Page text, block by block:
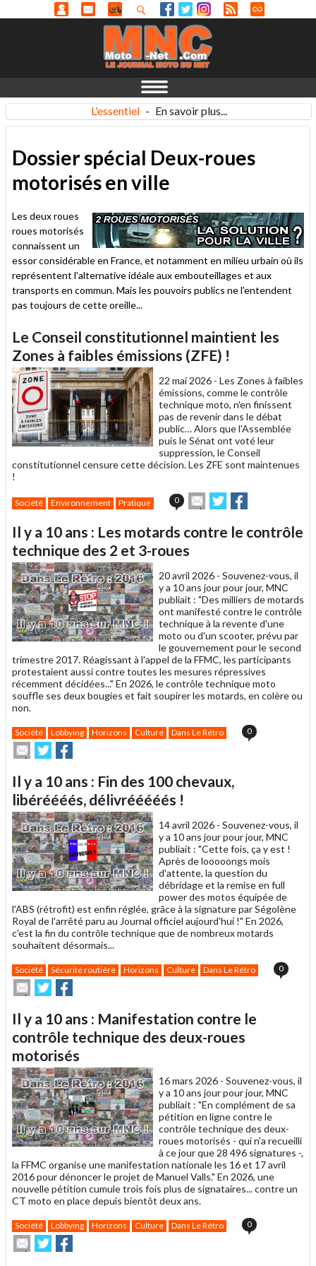
L'essentiel - En savoir plus...
Dossier spécial Deux-roues
motorisés en ville
Les deux roues
roues motorisés
connaissent un
essor considérable en France, et notamment en milieu urbain où ils
représentent l'alternative idéale aux embouteillages et aux
transports en commun. Mais les pouvoirs publics ne l'entendent
pas toujours de cette oreille...
Le Conseil constitutionnel maintient les
Zones à faibles émissions (ZFE) !
22 mai 2026 - Les Zones à faibles
émissions, comme le contrôle
technique moto, n'en finissent
pas de revenir dans le débat
public… Alors que l'Assemblée
puis le Sénat ont voté leur
suppression, le Conseil
constitutionnel censure cette décision. Les ZFE sont maintenues
!
Société Environnement Pratique 0
Envoyer
cet
à
un
ami
Partager
sur sur
Il y a 10 ans : Les motards contre le contrôle
technique des 2 et 3-roues
20 avril 2026 - Souvenez-vous, il
y a 10 ans jour pour jour, MNC
publiait : "Des milliers de motards
ont manifesté contre le contrôle
technique à la revente d'une
moto ou d'un scooter, prévu par
le gouvernement pour le second
trimestre 2017. Réagissant à l'appel de la FFMC, les participants
protestaient aussi contre toutes les mesures répressives
récemment décidées..." En 2026, le contrôle technique moto
souffle ses deux bougies et fait soupirer les motards, en colère ou
non.
Société Lobbying Horizons Culture Dans Le Rétro 0
Envoyer
cet
un
ami
Partager
sur
sur
Il y a 10 ans : Fin des 100 chevaux,
libéréééés, délivrééééés !
14 avril 2026 - Souvenez-vous, il
y a 10 ans jour pour jour, MNC
publiait : "Cette fois, ça y est !
Après de looooongs mois
d'attente, la question du
débridage et la remise en full
power des motos équipée de
l'ABS (rétrofit) est enfin réglée, grâce à la signature par Ségolène
Royal de l'arrêté paru au Journal officiel aujourd'hui !" En 2026,
c'est la fin du contrôle technique que de nombreux motards
souhaitent désormais...
Société Sécurité routière Horizons Culture Dans Le Rétro 0
Envoyer
cet
un
ami
Partager
sur
sur
Il y a 10 ans : Manifestation contre le
contrôle technique des deux-roues
motorisés
16 mars 2026 - Souvenez-vous, il
y a 10 ans jour pour jour, MNC
publiait : "En complément de sa
pétition en ligne contre le
contrôle technique des deux-
roues motorisés - qui n'a recueilli
à ce jour que 28 496 signatures -,
la FFMC organise une manifestation nationale les 16 et 17 avril
2016 pour dénoncer le projet de Manuel Valls." En 2026, une
nouvelle pétition cumule trois fois plus de signataires... contre un
CT moto en place depuis bientôt deux ans.
Société Lobbying Horizons Culture Dans Le Rétro 0
Envoyer
cet
Partager
sur
sur